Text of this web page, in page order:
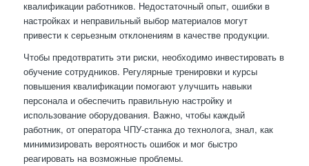
квалификации работников. Недостаточный опыт, ошибки в
настройках и неправильный выбор материалов могут
привести к серьезным отклонениям в качестве продукции.
Чтобы предотвратить эти риски, необходимо инвестировать в
обучение сотрудников. Регулярные тренировки и курсы
повышения квалификации помогают улучшить навыки
персонала и обеспечить правильную настройку и
использование оборудования. Важно, чтобы каждый
работник, от оператора ЧПУ-станка до технолога, знал, как
минимизировать вероятность ошибок и мог быстро
реагировать на возможные проблемы.